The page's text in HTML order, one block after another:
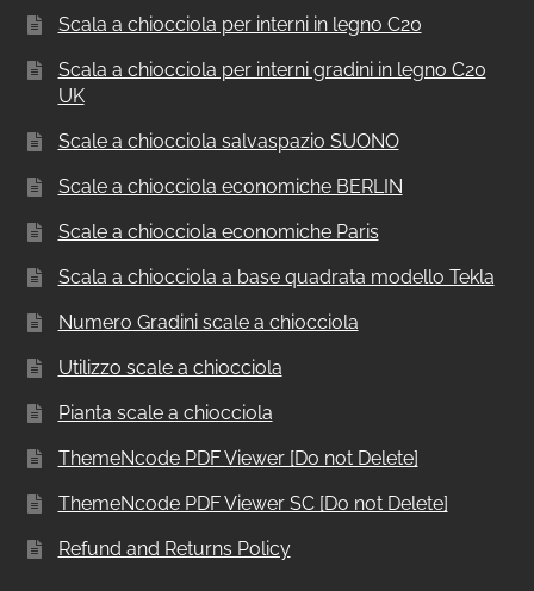
Scala a chiocciola per interni in legno C20
Scala a chiocciola per interni gradini in legno C20
UK
Scale a chiocciola salvaspazio SUONO
Scale a chiocciola economiche BERLIN
Scale a chiocciola economiche Paris
Scala a chiocciola a base quadrata modello Tekla
Numero Gradini scale a chiocciola
Utilizzo scale a chiocciola
Pianta scale a chiocciola
ThemeNcode PDF Viewer [Do not Delete]
ThemeNcode PDF Viewer SC [Do not Delete]
Refund and Returns Policy